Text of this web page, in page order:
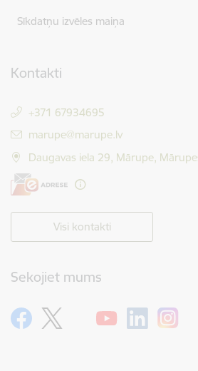
Sīkdatņu izvēles maiņa
Kontakti
+371 67934695
E-pasts:
marupe@marupe.lv
Daugavas iela 29, Mārupe,
Visi kontakti
Sekojiet mums